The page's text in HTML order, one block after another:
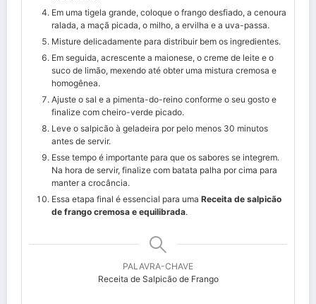
Em uma tigela grande, coloque o frango desfiado, a cenoura
ralada, a maçã picada, o milho, a ervilha e a uva-passa.
Misture delicadamente para distribuir bem os ingredientes.
Em seguida, acrescente a maionese, o creme de leite e o
suco de limão, mexendo até obter uma mistura cremosa e
homogênea.
Ajuste o sal e a pimenta-do-reino conforme o seu gosto e
finalize com cheiro-verde picado.
Leve o salpicão à geladeira por pelo menos 30 minutos
antes de servir.
Esse tempo é importante para que os sabores se integrem.
Na hora de servir, finalize com batata palha por cima para
manter a crocância.
Essa etapa final é essencial para uma Receita de salpicão
de frango cremosa e equilibrada.
PALAVRA-CHAVE
Receita de Salpicão de Frango